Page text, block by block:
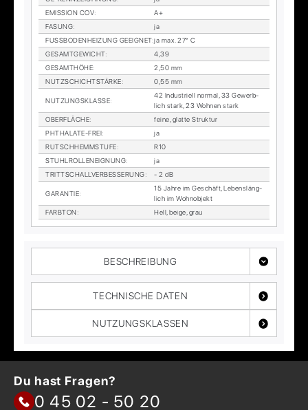
EMIS­SI­ON COV:
A+
FA­SUNG:
ja
FUSS­BO­DEN­HEI­ZUNG GE­EIG­NET:ja max. 27° C
GE­SAMT­GE­WICHT:
4,39
GE­SAMT­HÖ­HE:
2,50 mm
NUTZ­SCHICHT­STÄR­KE: 0,55 mm
NUT­ZUNGS­KLAS­SE:
42 In­dus­tri­ell nor­mal, 33 Ge­werb­
lich stark, 23 Woh­nen stark
OBER­FLÄ­CHE:
fei­ne, glat­te Struk­tur
PHTHA­LA­TE-FREI:
ja
RUTSCH­HEMM­STU­FE:
R10
STUHL­ROL­LEN­EIG­NUNG:
ja
TRITT­SCHALL­VER­BES­SE­RUNG: - 2 dB
GA­RAN­TIE:
15 Jah­re im Ge­schäft, Le­bens­läng­
lich im Wohn­ob­jekt
FARB­TON: Hell, beige, grau
BESCHREIBUNG
TECHNISCHE DATEN
NUTZUNGSKLASSEN
Du hast Fragen?
0 45 02 - 50 20